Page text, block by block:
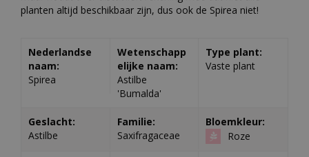
planten altijd beschikbaar zijn, dus ook de Spirea niet!
Nederlandse
naam:
Spirea
Wetenschapp
elijke naam:
Astilbe
'Bumalda'
Type plant:
Vaste plant
Geslacht:
Astilbe
Familie:
Saxifragaceae
Bloemkleur:
Roze